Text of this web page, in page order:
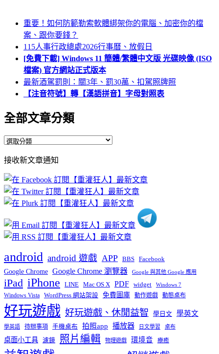
重要！如何防範勒索軟體綁架你的電腦、加密你的檔
案、跟你要錢？
115人事行政總處2026行事曆、放假日
[免費下載] Windows 11 簡體/繁體中文版 光碟映像 (ISO
檔案) 官方網站正式版本
最新酒駕罰則：關3年、罰30萬、扣駕照牌照
【注音符號】轉【漢語拼音】字母對照表
全部文章分類
全
文
章
分
類
接收新文章通知
android android 遊戲 APP BBS Facebook
Google Chrome Google Chrome 瀏覽器 Google 與其他 Google 應用
iPad iPhone LINE Mac OS X PDF widget Windows 7
Windows Vista WordPress 網站架設 免費圖庫 動作遊戲 動態桌布
好玩遊戲 好玩遊戲、休閒益智 學日文 學英文
學英語 待辦事項 手機桌布 拍照app 播放器 日文學習 桌布
桌面小工具 濾鏡 照片編輯 物理遊戲 環境音 療癒